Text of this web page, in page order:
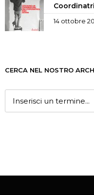
14 ottobre
CERCA NEL NOSTRO